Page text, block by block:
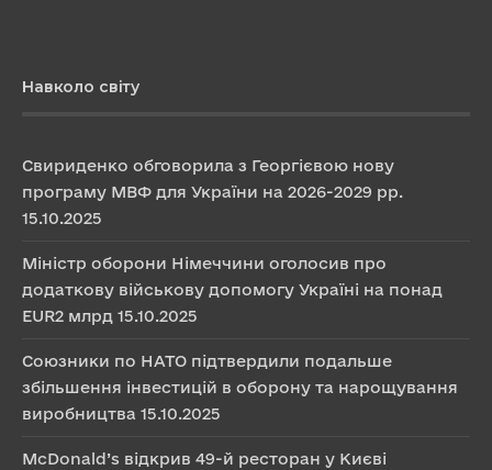
Навколо світу
Свириденко обговорила з Георгієвою нову
програму МВФ для України на 2026-2029 рр.
15.10.2025
Міністр оборони Німеччини оголосив про
додаткову військову допомогу Україні на понад
EUR2 млрд 15.10.2025
Союзники по НАТО підтвердили подальше
збільшення інвестицій в оборону та нарощування
виробництва 15.10.2025
McDonald’s відкрив 49-й ресторан у Києві